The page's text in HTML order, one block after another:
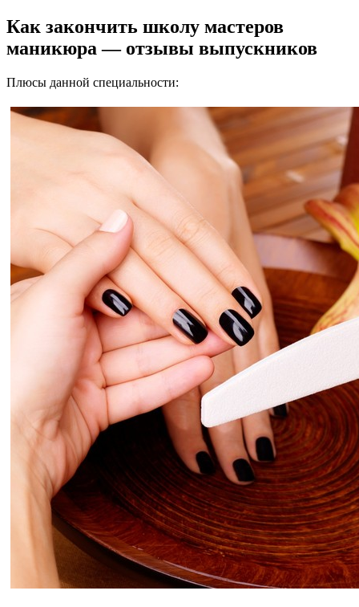
Как закончить школу мастеров
маникюра — отзывы выпускников
Плюсы данной специальности: